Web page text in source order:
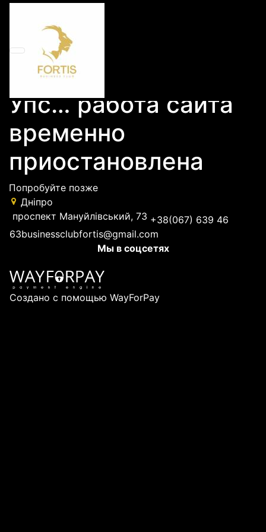
Упс… работа сайта
временно
приостановлена
Попробуйте позже
Дніпро
проспект Мануйлівський, 73 +38(067) 639 46
63businessclubfortis@gmail.com
Мы в соцсетях
Создано с помощью WayForPay